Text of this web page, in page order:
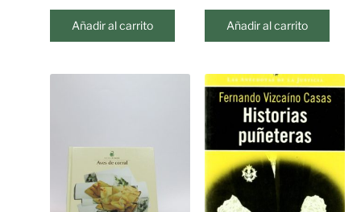
Añadir al carrito Añadir al carrito